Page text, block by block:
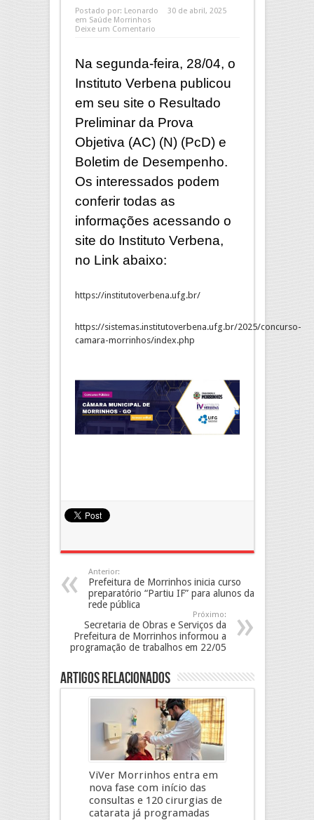
Postado por: Leonardo
30 de abril, 2025
em Saúde Morrinhos
Deixe um Comentario
Na segunda-feira, 28/04, o
Instituto Verbena publicou
em seu site o Resultado
Preliminar da Prova
Objetiva (AC) (N) (PcD) e
Boletim de Desempenho.
Os interessados podem
conferir todas as
informações acessando o
site do Instituto Verbena,
no Link abaixo:
https://institutoverbena.ufg.br/
https://sistemas.institutoverbena.ufg.br/2025/concurso-
camara-morrinhos/index.php
Anterior:
Prefeitura de Morrinhos inicia curso
preparatório “Partiu IF” para alunos da
rede pública
Próximo:
Secretaria de Obras e Serviços da
Prefeitura de Morrinhos informou a
programação de trabalhos em 22/05
Artigos Relacionados
ViVer Morrinhos entra em
nova fase com início das
consultas e 120 cirurgias de
catarata já programadas